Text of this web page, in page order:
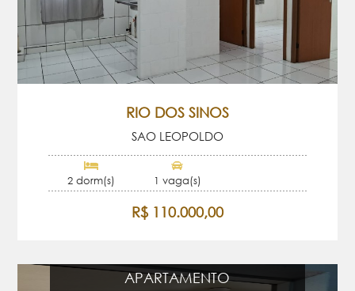
RIO DOS SINOS
SAO LEOPOLDO
2 dorm(s) 1 vaga(s)
R$ 110.000,00
APARTAMENTO